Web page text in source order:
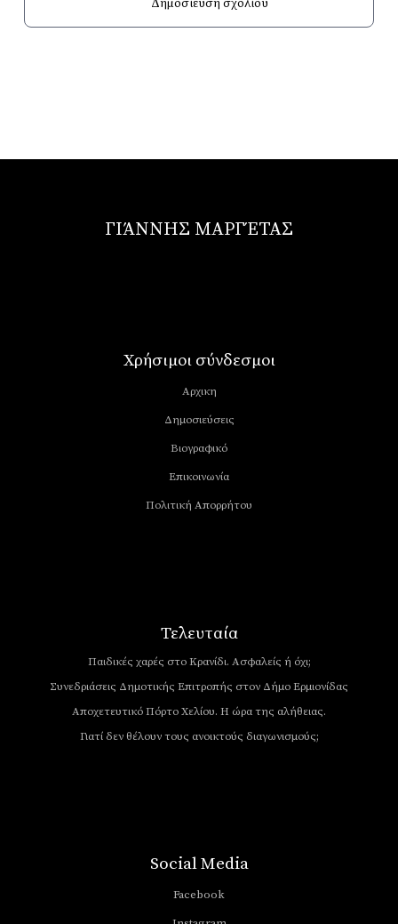
ΓΙΆΝΝΗΣ ΜΑΡΓΈΤΑΣ
Χρήσιμοι σύνδεσμοι
Αρχικη
Δημοσιεύσεις
Βιογραφικό
Επικοινωνία
Πολιτική Απορρήτου
Τελευταία
Παιδικές χαρές στο Κρανίδι. Ασφαλείς ή όχι;
Συνεδριάσεις Δημοτικής Επιτροπής στον Δήμο Ερμιονίδας
Αποχετευτικό Πόρτο Χελίου. Η ώρα της αλήθειας.
Γιατί δεν θέλουν τους ανοικτούς διαγωνισμούς;
Social Media
Facebook